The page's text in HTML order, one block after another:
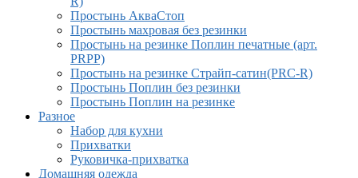
Простынь АкваСтоп
Простынь махровая без резинки
Простынь на резинке Поплин печатные (арт.
PRPP)
Простынь на резинке Страйп-сатин(PRC-R)
Простынь Поплин без резинки
Простынь Поплин на резинке
Разное
Набор для кухни
Прихватки
Руковичка-прихватка
Домашняя одежда